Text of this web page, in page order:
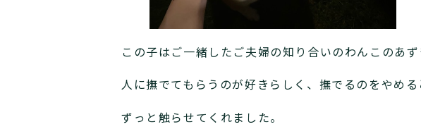
この子はご一緒したご夫婦の知り合いのわんこのあ
人に撫でてもらうのが好きらしく、撫でるのをやめ
ずっと触らせてくれました。